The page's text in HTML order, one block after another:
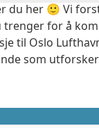
du her 🙂 Vi
for å
til Oslo
som